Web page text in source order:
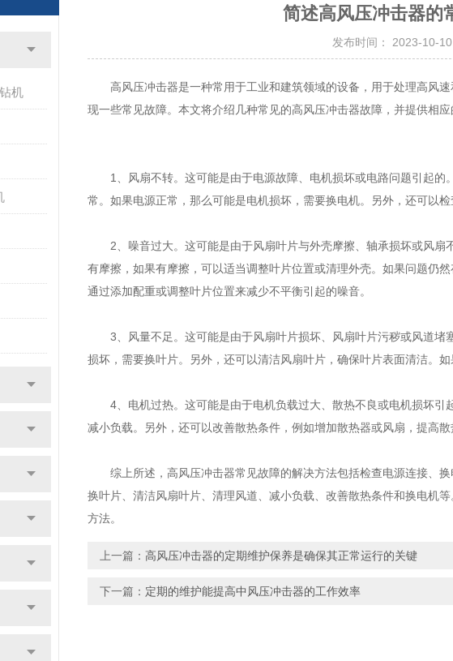
机
简述高风压冲击器的
发布时间： 2023-
高风压冲击器是一种常用于工业和建筑领域的设备，用于处理高风速
现一些常见故障。本文将介绍几种常见的高风压冲击器故障，并提供相应
1、风扇不转。这可能是由于电源故障、电机损坏或电路问题引起的
常。如果电源正常，那么可能是电机损坏，需要换电机。另外，还可以
2、噪音过大。这可能是由于风扇叶片与外壳摩擦、轴承损坏或风扇
有摩擦，如果有摩擦，可以适当调整叶片位置或清理外壳。如果问题仍
通过添加配重或调整叶片位置来减少不平衡引起的噪音。
3、风量不足。这可能是由于风扇叶片损坏、风扇叶片污秽或风道堵
损坏，需要换叶片。另外，还可以清洁风扇叶片，确保叶片表面清洁。
4、电机过热。这可能是由于电机负载过大、散热不良或电机损坏引
减小负载。另外，还可以改善散热条件，例如增加散热器或风扇，提高
综上所述，高风压冲击器常见故障的解决方法包括检查电源连接、换
换叶片、清洁风扇叶片、清理风道、减小负载、改善散热条件和换电机
方法。
上一篇： 高风压冲击器的定期维护保养是确保其正常运行的关键
下一篇： 定期的维护能提高中风压冲击器的工作效率